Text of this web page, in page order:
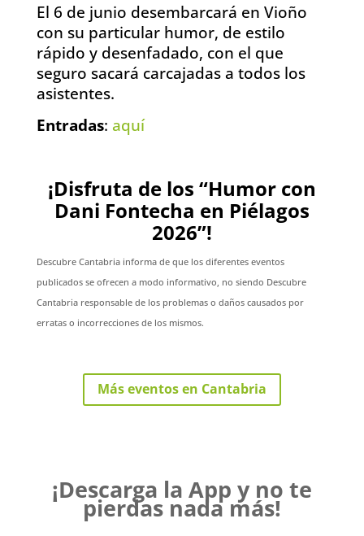
El 6 de junio desembarcará en Vioño
con su particular humor, de estilo
rápido y desenfadado, con el que
seguro sacará carcajadas a todos los
asistentes.
Entradas: aquí
¡Disfruta de los “Humor con
Dani Fontecha en Piélagos
2026”!
Descubre Cantabria informa de que los diferentes eventos
publicados se ofrecen a modo informativo, no siendo Descubre
Cantabria responsable de los problemas o daños causados por
erratas o incorrecciones de los mismos.
Más eventos en Cantabria
¡Descarga la App y no te
pierdas nada más!